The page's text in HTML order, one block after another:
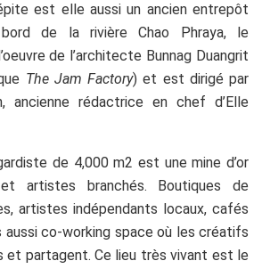
est elle aussi un ancien entrepôt
de la rivière Chao Phraya, le
de l’architecte Bunnag Duangrit
The Jam Factory) et est dirigé par
ancienne rédactrice en chef d’Elle
de 4,000 m2 est une mine d’or
artistes branchés. Boutiques de
artistes indépendants locaux, cafés
aussi co-working space où les créatifs
et partagent. Ce lieu très vivant est le